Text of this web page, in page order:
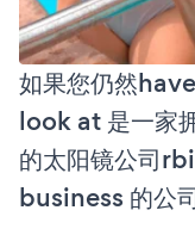
如果您仍然
look at 是一家
的太阳镜公司
business 的公司